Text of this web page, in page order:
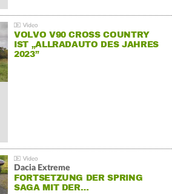
VOLVO V90 CROSS COUNTRY
IST „ALLRADAUTO DES JAHRES
2023”
Dacia Extreme
FORTSETZUNG DER SPRING
SAGA MIT DER…